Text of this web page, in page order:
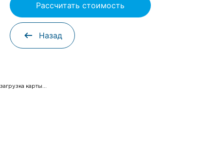
Рассчитать стоимость
Назад
загрузка карты...